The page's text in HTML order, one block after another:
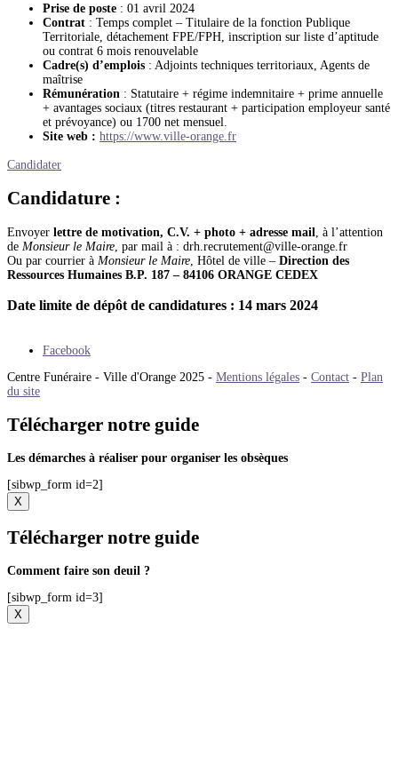
Prise de poste : 01 avril 2024
Contrat : Temps complet – Titulaire de la fonction Publique
Territoriale, détachement FPE/FPH, inscription sur liste d’aptitude
ou contrat 6 mois renouvelable
Cadre(s) d’emplois : Adjoints techniques territoriaux, Agents de
maîtrise
Rémunération : Statutaire + régime indemnitaire + prime annuelle
+ avantages sociaux (titres restaurant + participation employeur santé
et prévoyance) ou 1700 net mensuel.
Site web : https://www.ville-orange.fr
Candidater
Candidature :
Envoyer lettre de motivation, C.V. + photo + adresse mail
, à l’attention
de Monsieur le Maire , par mail à : drh.recrutement@ville-orange.fr
Ou par courrier à Monsieur le Maire , Hôtel de ville – Direction des
Ressources Humaines B.P. 187 – 84106 ORANGE CEDEX
Date limite de dépôt de candidatures : 14 mars 2024
Facebook
Centre Funéraire - Ville d'Orange 2025 - Mentions légales - Contact - Plan
du site
Télécharger notre guide
Les démarches à réaliser pour organiser les obsèques
[sibwp_form id=2]
X
Télécharger notre guide
Comment faire son deuil ?
[sibwp_form id=3]
X